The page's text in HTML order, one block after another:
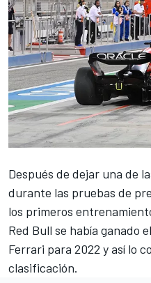
Después de dejar una de
durante las pruebas de
los primeros
Red Bull se había ganado
Ferrari para 2022 y así lo
clasificación.